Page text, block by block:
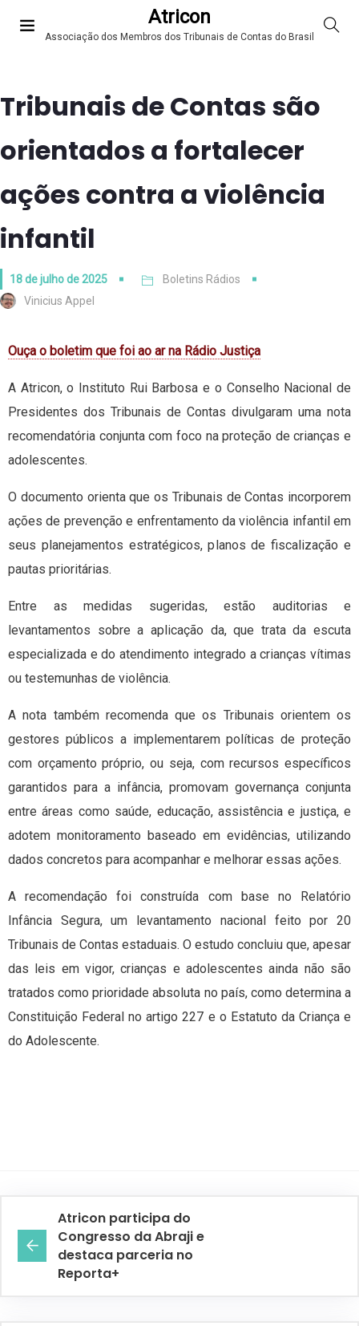
Atricon
Associação dos Membros dos Tribunais de Contas do Brasil
Tribunais de Contas são
orientados a fortalecer
ações contra a violência
infantil
18 de julho de 2025
Boletins Rádios
Vinicius Appel
Ouça o boletim que foi ao ar na Rádio Justiça
A Atricon, o Instituto Rui Barbosa e o Conselho Nacional de
Presidentes dos Tribunais de Contas divulgaram uma nota
recomendatória conjunta com foco na proteção de crianças e
adolescentes.
O documento orienta que os Tribunais de Contas incorporem
ações de prevenção e enfrentamento da violência infantil em
seus planejamentos estratégicos, planos de fiscalização e
pautas prioritárias.
Entre as medidas sugeridas, estão auditorias e
levantamentos sobre a aplicação da, que trata da escuta
especializada e do atendimento integrado a crianças vítimas
ou testemunhas de violência.
A nota também recomenda que os Tribunais orientem os
gestores públicos a implementarem políticas de proteção
com orçamento próprio, ou seja, com recursos específicos
garantidos para a infância, promovam governança conjunta
entre áreas como saúde, educação, assistência e justiça, e
adotem monitoramento baseado em evidências, utilizando
dados concretos para acompanhar e melhorar essas ações.
A recomendação foi construída com base no Relatório
Infância Segura, um levantamento nacional feito por 20
Tribunais de Contas estaduais. O estudo concluiu que, apesar
das leis em vigor, crianças e adolescentes ainda não são
tratados como prioridade absoluta no país, como determina a
Constituição Federal no artigo 227 e o Estatuto da Criança e
do Adolescente.
Atricon participa do
Congresso da Abraji e
destaca parceria no
Reporta+